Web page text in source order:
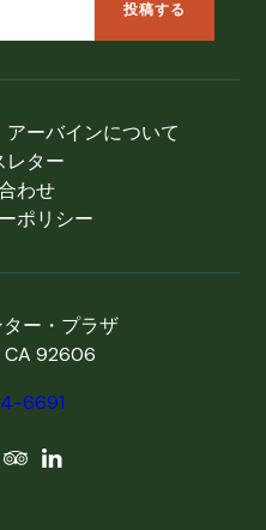
ーバインについて
レター
わせ
ポリシー
ー・プラザ
CA 92606
6691